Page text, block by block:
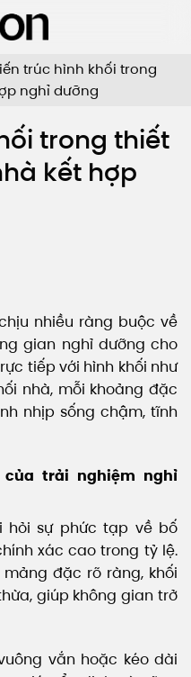
trúc hình khối trong
nghỉ dưỡng
trong thiết
kết hợp
nhiều ràng buộc về
gian nghỉ dưỡng cho
tiếp với hình khối như
nhà, mỗi khoảng đặc
nhịp sống chậm, tĩnh
trải nghiệm nghỉ
hỏi sự phức tạp về bố
xác cao trong tỷ lệ.
đặc rõ ràng, khối
giúp không gian trở
vắn hoặc kéo dài